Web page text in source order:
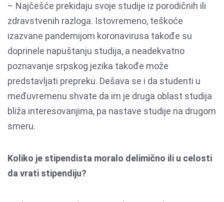
– Najčešće prekidaju svoje studije iz porodičnih ili
zdravstvenih razloga. Istovremeno, teškoće
izazvane pandemijom koronavirusa takođe su
doprinele napuštanju studija, a neadekvatno
poznavanje srpskog jezika takođe može
predstavljati prepreku. Dešava se i da studenti u
međuvremenu shvate da im je druga oblast studija
bliža interesovanjima, pa nastave studije na drugom
smeru.
Koliko je stipendista moralo delimično ili u celosti
da vrati stipendiju?